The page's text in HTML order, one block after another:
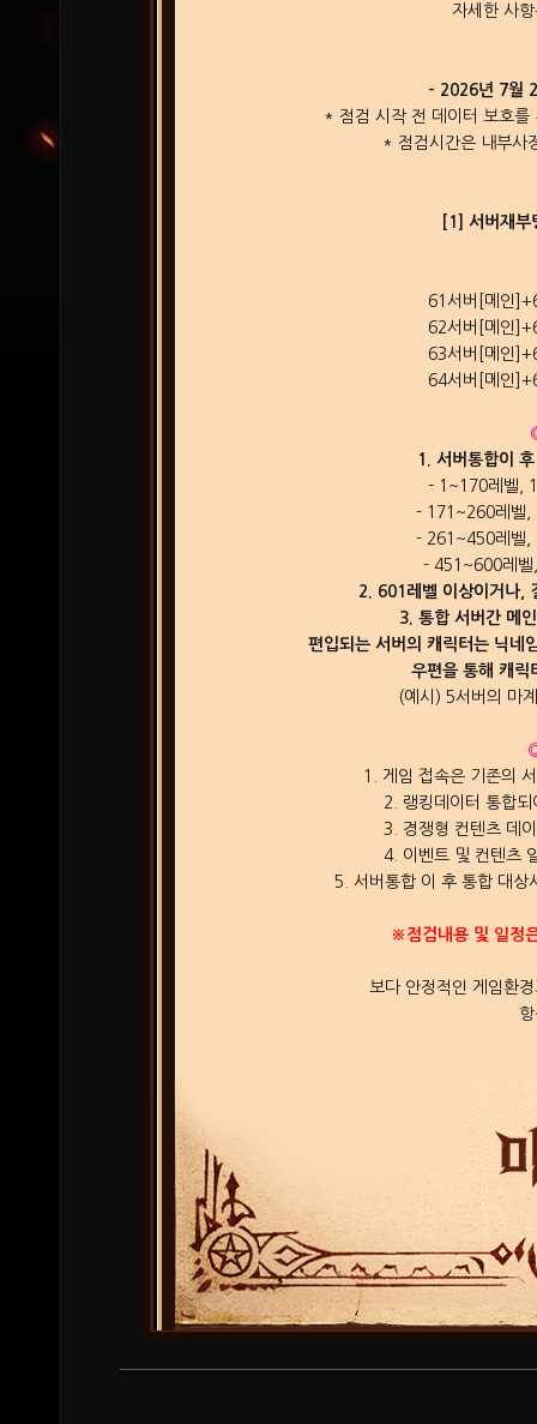
자세한 사
- 2026년 7월
* 점검 시작 전 데이터 보호를
* 점검시간은 내부사
[1] 서버재부
61서버[메인
62서버[메인
63서버[메인
64서버[메인
1. 서버통합이
- 1~170레벨,
- 171~260레벨,
- 261~450레벨,
- 451~600레벨
2. 601레벨 이상이거나,
3. 통합 서버간 메
편입되는 서버의 캐릭터는 닉네
우편을 통해 캐릭
(예시) 5서버의 마
1. 게임 접속은 기존의
2. 랭킹데이터 통합
3. 경쟁형 컨텐츠 데
4. 이벤트 및 컨텐츠
5. 서버통합 이 후 통합 대상
※점검내용 및 일정
보다 안정적인 게임환